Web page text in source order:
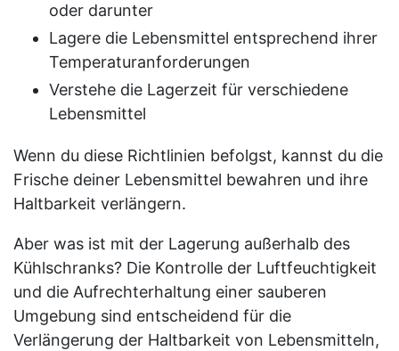
oder darunter
Lagere die Lebensmittel entsprechend ihrer
Temperaturanforderungen
Verstehe die Lagerzeit für verschiedene
Lebensmittel
Wenn du diese Richtlinien befolgst, kannst du die
Frische deiner Lebensmittel bewahren und ihre
Haltbarkeit verlängern.
Aber was ist mit der Lagerung außerhalb des
Kühlschranks? Die Kontrolle der Luftfeuchtigkeit
und die Aufrechterhaltung einer sauberen
Umgebung sind entscheidend für die
Verlängerung der Haltbarkeit von Lebensmitteln,